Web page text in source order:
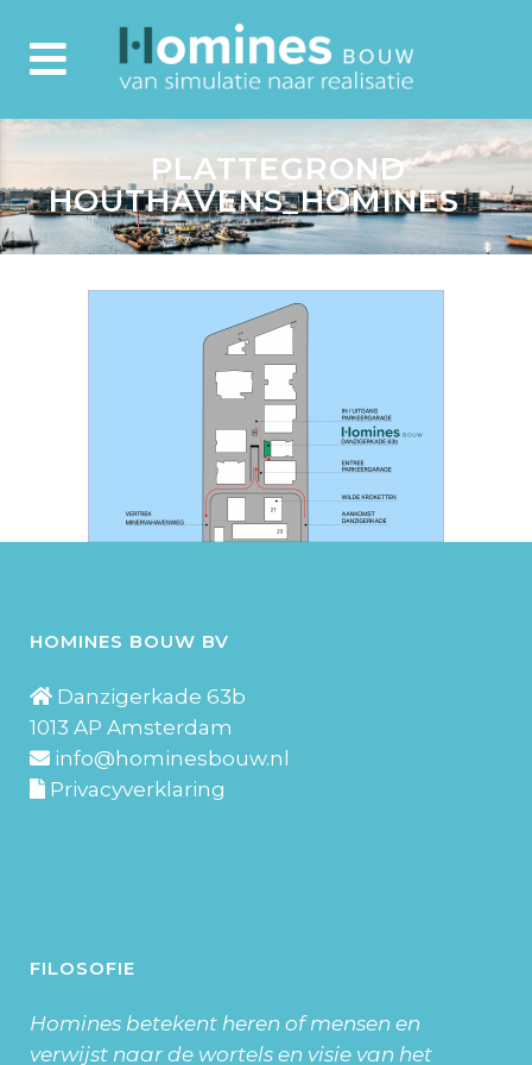
PLATTEGROND
HOUTHAVENS_HOMINES
HOMINES BOUW BV
Danzigerkade 63b
1013 AP Amsterdam
info@hominesbouw.nl
Privacyverklaring
FILOSOFIE
Homines betekent heren of mensen en
verwijst naar de wortels en visie van het